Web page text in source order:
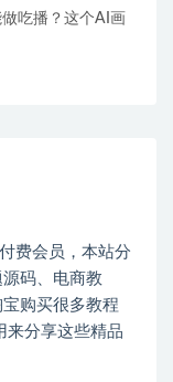
吃播？这个AI画
费会员，本站分
码、电商教
购买很多教程
来分享这些精品